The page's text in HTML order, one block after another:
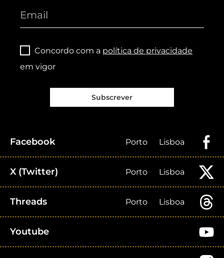
Concordo com a política de privacidade
em vigor
Subscrever
Facebook Porto Lisboa
X (Twitter) Porto Lisboa
Threads Porto Lisboa
Youtube